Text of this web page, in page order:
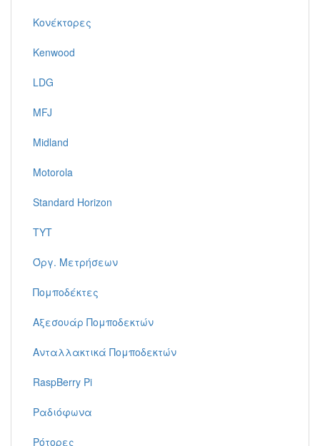
Κονέκτορες
Kenwood
LDG
MFJ
Midland
Motorola
Standard Horizon
TYT
Όργ. Μετρήσεων
Πομποδέκτες
Αξεσουάρ Πομποδεκτών
Ανταλλακτικά Πομποδεκτών
RaspBerry Pi
Ραδιόφωνα
Ρότορες